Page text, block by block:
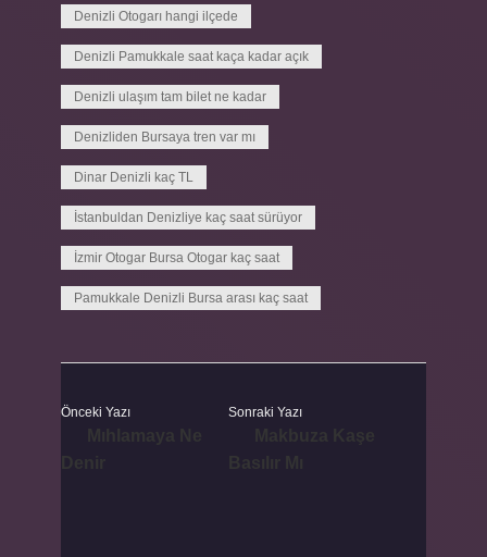
Denizli Otogarı hangi ilçede
Denizli Pamukkale saat kaça kadar açık
Denizli ulaşım tam bilet ne kadar
Denizliden Bursaya tren var mı
Dinar Denizli kaç TL
İstanbuldan Denizliye kaç saat sürüyor
İzmir Otogar Bursa Otogar kaç saat
Pamukkale Denizli Bursa arası kaç saat
Önceki Yazı Sonraki Yazı